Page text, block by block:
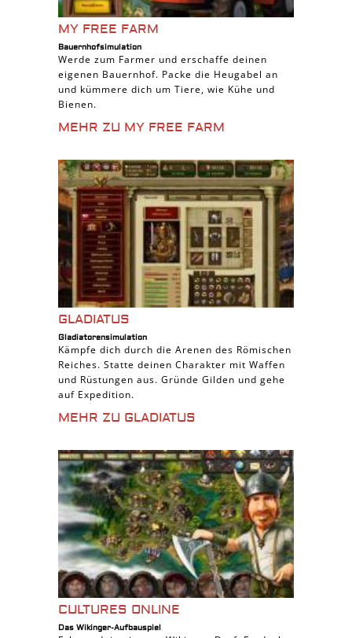
MY FREE FARM
Bauernhofsimulation
Werde zum Farmer und erschaffe deinen
eigenen Bauernhof. Packe die Heugabel an
und kümmere dich um Tiere, wie Kühe und
Bienen.
MEHR ZU MY FREE FARM
GLADIATUS
Gladiatorensimulation
Kämpfe dich durch die Arenen des Römischen
Reiches. Statte deinen Charakter mit Waffen
und Rüstungen aus. Gründe Gilden und gehe
auf Expedition.
MEHR ZU GLADIATUS
CULTURES ONLINE
Das Wikinger-Aufbauspiel